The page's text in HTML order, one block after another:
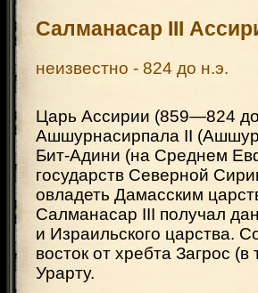
Салманасар III
неизвестно - 824 до н.э.
Царь Ассирии (859—824
Ашшурнасирпала II
Бит-Адини (на Среднем
государств Северной
овладеть Дамасским
Салманасар III получал
и Израильского царства.
восток от хребта Загрос
Урарту.